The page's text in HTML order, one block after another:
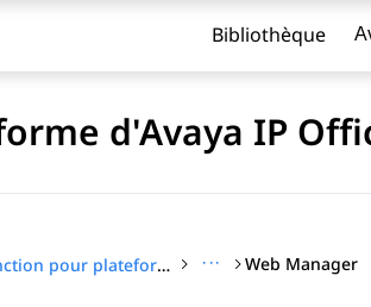
Bibliothèque
d'Avaya IP
Description de la fonction pour plateforme d'Avaya IP Office™ ··· Web Manager